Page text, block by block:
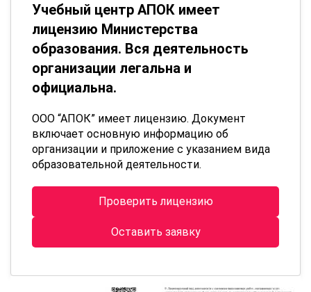
Учебный центр АПОК имеет
лицензию Министерства
образования. Вся деятельность
организации легальна и
официальна.
ООО “АПОК” имеет лицензию. Документ
включает основную информацию об
организации и приложение с указанием вида
образовательной деятельности.
Проверить лицензию
Оставить заявку